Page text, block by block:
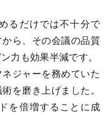
るだけでは不十分で
ら、その会議の品質
力も効果半減です。
ジャーを務めていた
を磨き上げました。
を倍増することに成